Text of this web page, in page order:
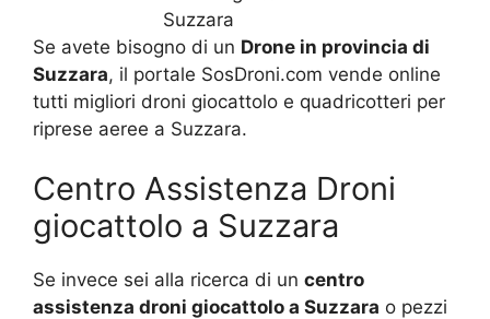
Se avete bisogno di un Drone in provincia di
Suzzara, il portale SosDroni.com vende online
tutti migliori droni giocattolo e quadricotteri per
riprese aeree a Suzzara.
Centro Assistenza Droni
giocattolo a Suzzara
Se invece sei alla ricerca di un centro
assistenza droni giocattolo a Suzzara o pezzi